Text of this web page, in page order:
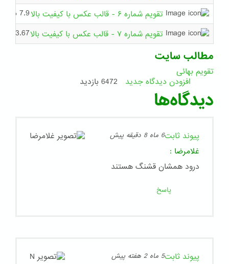
تقویم شماره ۶ - قالب عکس با کیفیت بالا
7.9 مگابایت
تقویم شماره ۷ - قالب عکس با کیفیت بالا
3.67 مگابایت
مطالب سایت
تقویم بهائی
افزودن دیدگاه جدید
6472 بازدید
دیدگاه‌ها
پیوند ثابت6 ماه 8 دقیقه پیش
غلامرضا :
درود همشان قشنگ هستند
پاسخ
پیوند ثابت5 ماه 2 هفته پیش